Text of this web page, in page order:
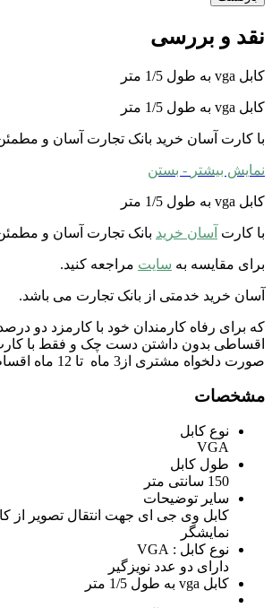
نقد و بررسی
کابل vga به طول 1/5 متر
کابل vga به طول 1/5 متر
با کارت آسان خرید بانک تجارت آسان و
نمایش بیشتر - بستن
کابل vga به طول 1/5 متر
با کارت آسان خرید بانک تجارت آسان و
برای مقایسه به سایت مراجعه کنید.
آسان خرید خدمتی از بانک تجارت می باشد.
که برای رفاه کارمندان خود با کارمزد دو
اقساطی بدون داشتن دست چک و فقط با
صورت دلخواه مشتری از3 ماه تا 12 ماه اقساط متغیر می باشد.
مشخصات
نوع کابل
VGA
طول کابل
150 سانتی متر
سایر توضیحات
کابل وی جی ای جهت انتقال تصویر از
نمایشگر
نوع کابل ‏‏:‏‏ VGA
دارای دو عدد نویزگیر
کابل vga به طول 1/5 متر